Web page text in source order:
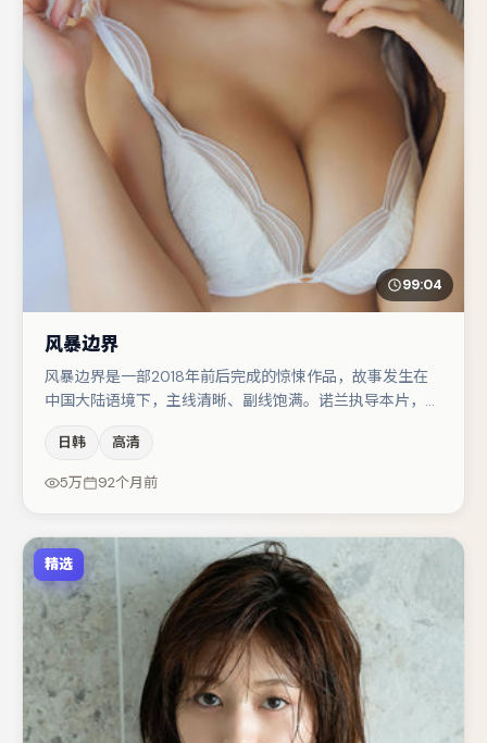
99:04
风暴边界
风暴边界是一部2018年前后完成的惊悚作品，故事发生在
中国大陆语境下，主线清晰、副线饱满。诺兰执导本片，在
当。主演阵容包括亚当·德赖弗、孔刘、朱一龙等，角色动
机前后呼应，适合喜欢抠台词与伏笔的观众。整体完成度较
日韩 高清
5万 92个月前
精选